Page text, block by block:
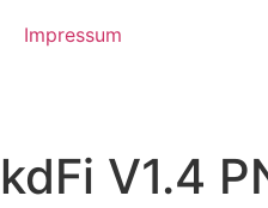
Impressum
kdFi V1.4